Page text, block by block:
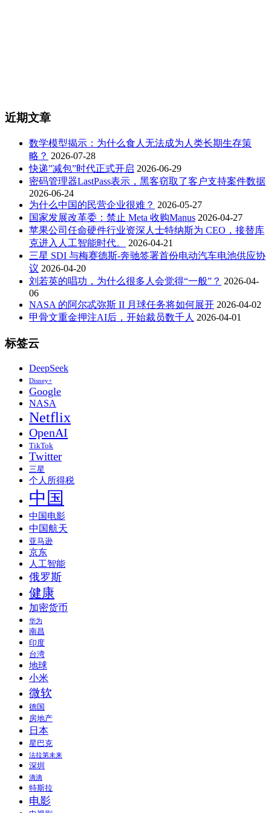
近期文章
数学模型揭示：为什么食人无法成为人类长期生存策
略？ 2026-07-28
快递”减包”时代正式开启 2026-06-29
密码管理器LastPass表示，黑客窃取了客户支持案件数据
2026-06-24
为什么中国的民营企业很难？ 2026-05-27
国家发展改革委：禁止 Meta 收购Manus 2026-04-27
苹果公司任命硬件行业资深人士特纳斯为 CEO，接替库
克进入人工智能时代。
2026-04-21
三星 SDI 与梅赛德斯-奔驰签署首份电动汽车电池供应协
议 2026-04-20
刘若英的唱功，为什么很多人会觉得“一般”？ 2026-04-
06
NASA 的阿尔忒弥斯 II 月球任务将如何展开 2026-04-02
甲骨文重金押注AI后，开始裁员数千人 2026-04-01
标签云
DeepSeek
Disney+
Google
NASA
Netflix
OpenAI
TikTok
Twitter
三星
个人所得税
中国
中国电影
中国航天
亚马逊
京东
人工智能
俄罗斯
健康
加密货币
华为
南昌
印度
台湾
地球
小米
微软
德国
房地产
日本
星巴克
法拉第未来
深圳
滴滴
特斯拉
电影